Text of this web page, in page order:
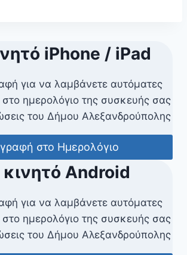
iPhone / iPad
για να λαμβάνετε αυτόματες
ημερολόγιο της συσκευής σας
του Δήμου Αλεξανδρούπολης
στο Ημερολόγιο
κινητό Android
για να λαμβάνετε αυτόματες
ημερολόγιο της συσκευής σας
του Δήμου Αλεξανδρούπολης